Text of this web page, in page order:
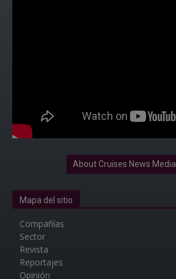
About Cruises News
Mapa del sitio
Compañías
Sector
Revista
Reportajes
Opinión